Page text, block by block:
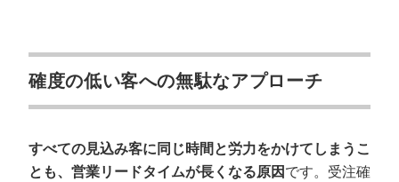
確度の低い客への無駄なアプローチ
すべての見込み客に同じ時間と労力をかけてしまうこ
とも、営業リードタイムが長くなる原因 です。受注確